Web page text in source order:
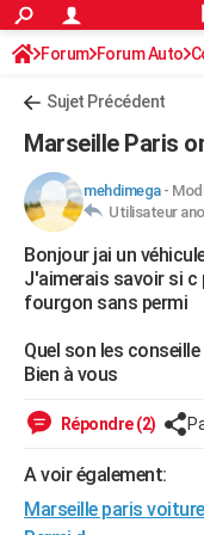
ACTUALITÉS
Politique
Société
Faits Divers
Education
Monde
Villes
+
FINANCE
Retraite
Impôts
Epargne
Immobilier
Risques naturels par ville
Banque
Assurance
Crédit
AUTO
Essais
Réserver un essai
Citadines
Berlines
SUV
Forum auto
+HIGH-TECH
Mobiles
Meilleur smartphone
Internet
Ordinateurs
Jeux vidéo
Guide high-tech
+
Forum
Aménagement intérieur
Extérieur
Cuisine
Salle de bains
Jardinage
Rangement
WEEK-END
Guides de France
Escapades
Patrimoine
Expositions
Musées
Week-end nature
LIFESTYLE
SANTE
Alimentation
Guide de la santé
Maladies
Médicaments
Sommeil
VOYAGE
Forum Forum Auto
Radars et permis
Sujet Précédent
Marseille Paris
mehdimega-
Utilisateur
Bonjour jai un
J'aimerais savoir si c
fourgon sans permi
Quel son les conseille
Bien à vous
Répondre (2)
A voir également:
Marseille paris voiture